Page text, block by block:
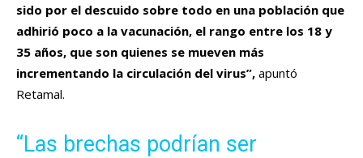
sido por el descuido sobre todo en una población que
adhirió poco a la vacunación, el rango entre los 18 y
35 años, que son quienes se mueven más
incrementando la circulación del virus”, apuntó
Retamal.
“Las brechas podrían ser